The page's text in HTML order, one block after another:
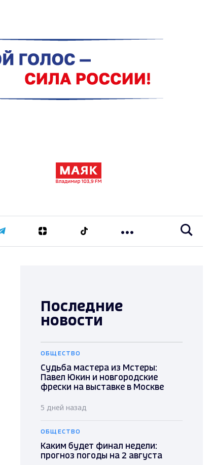
Последние
новости
ОБЩЕСТВО
Судьба мастера из Мстеры:
Павел Юкин и новгородские
фрески на выставке в Москве
5 дней назад
ОБЩЕСТВО
Каким будет финал недели:
прогноз погоды на 2 августа